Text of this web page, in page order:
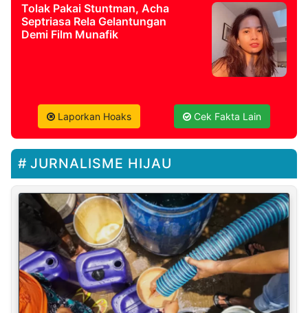
Tolak Pakai Stuntman, Acha
Septriasa Rela Gelantungan
Demi Film Munafik
Laporkan Hoaks Cek Fakta Lain
JURNALISME HIJAU